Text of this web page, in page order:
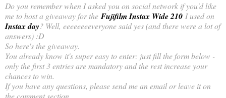
Do you remember when I asked you on social network if you'd like
me to host a giveaway for the Fujifilm Instax Wide 210 I used on
Instax day? Well, eeeeeeeeveryone said yes (and there were a lot of
answers) :D
So here's the giveaway.
You already know it's super easy to enter: just fill the form below -
only the first 3 entries are mandatory and the rest increase your
chances to win.
If you have any questions, please send me an email or leave it on
the comment section.